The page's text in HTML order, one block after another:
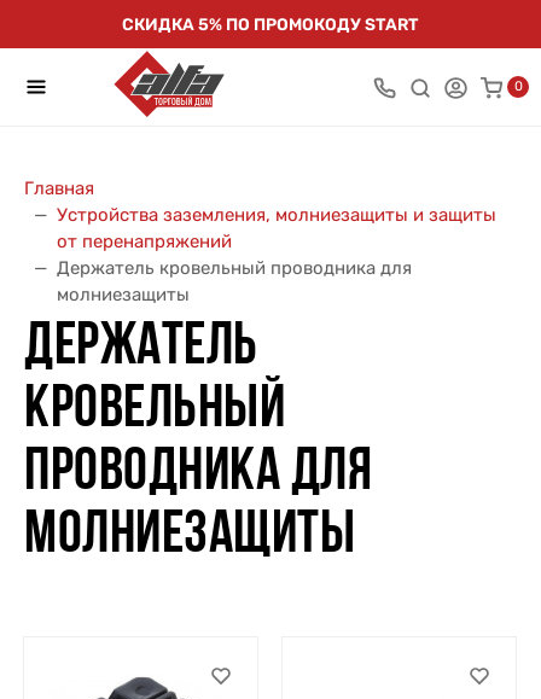
СКИДКА 5% ПО ПРОМОКОДУ START
0
Главная
Устройства заземления, молниезащиты и защиты
от перенапряжений
Держатель кровельный проводника для
молниезащиты
ДЕРЖАТЕЛЬ
КРОВЕЛЬНЫЙ
ПРОВОДНИКА ДЛЯ
МОЛНИЕЗАЩИТЫ